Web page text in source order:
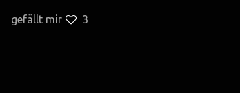
gefällt mir 3